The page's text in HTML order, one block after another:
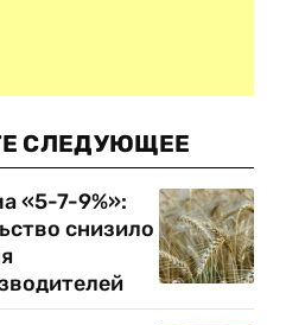
СЛЕДУЮЩЕЕ
«5-7-9%»:
снизило